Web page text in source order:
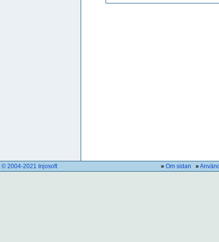
© 2004-2021 Injosoft » Om sidan »